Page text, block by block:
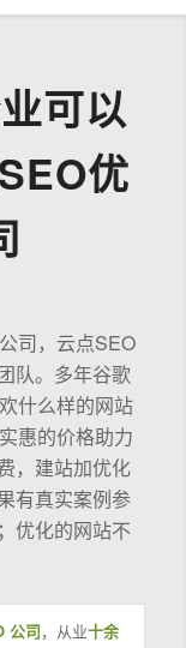
可以
优
司，云点SEO
队。多年谷歌
什么样的网站
惠的价格助力
，建站加优化
有真实案例参
优化的网站不
公司，从业十余